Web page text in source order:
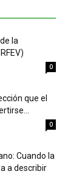
la
0
que el
0
Cuando la
a describir